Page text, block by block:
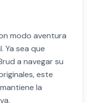
modo aventura
Ya sea que
a navegar su
este
la